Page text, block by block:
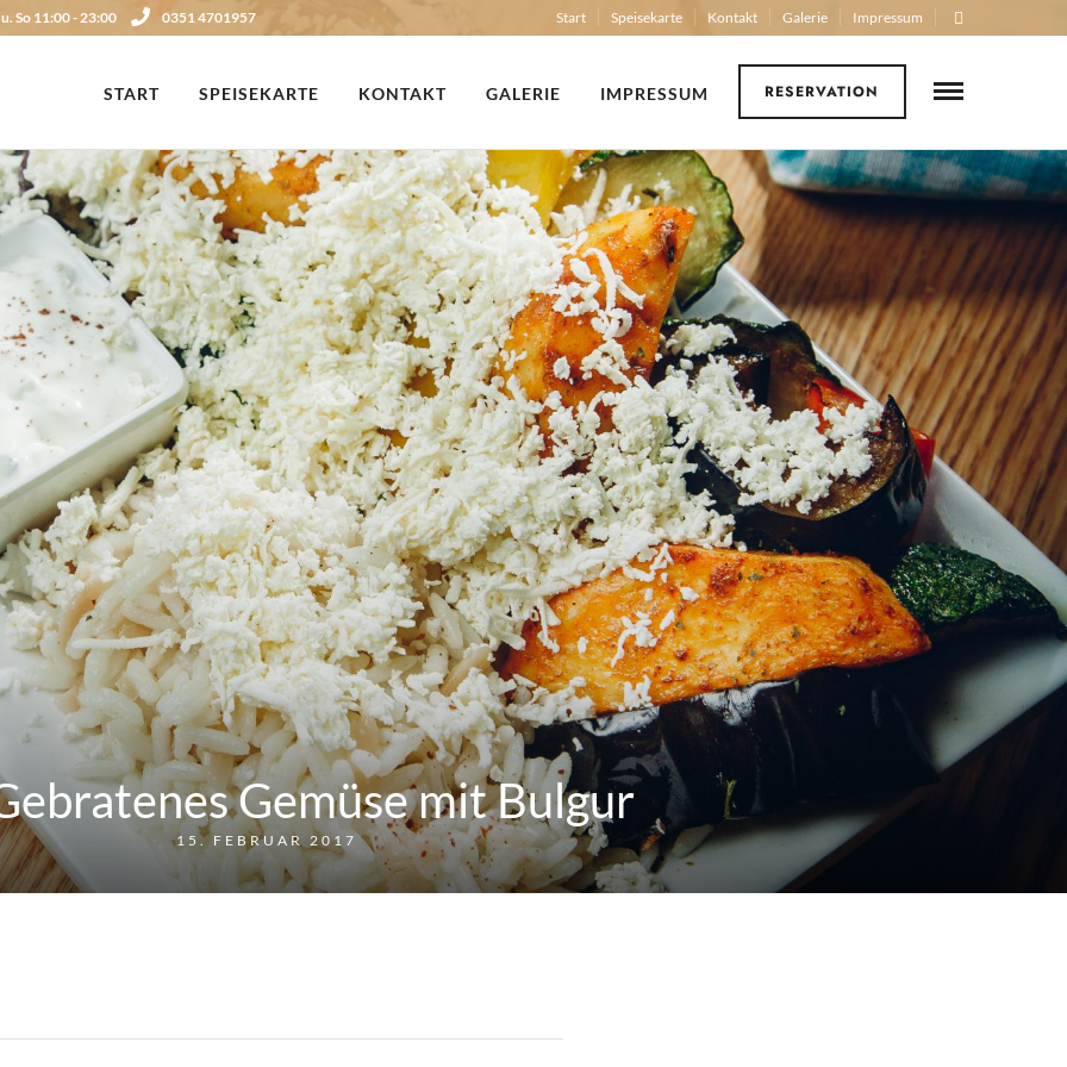
Start Speisekarte Kontakt Galerie Impressum
So 11:00 - 23:00 0351 4701957
RESERVATION
START SPEISEKARTE KONTAKT GALERIE IMPRESSUM
Gemüse mit Bulgur
15. FEBRUAR 2017